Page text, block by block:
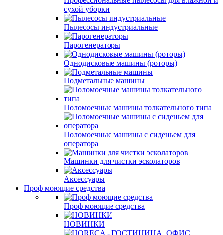
сухой уборки
Пылесосы индустриальные
Парогенераторы
Однодисковые машины (роторы)
Подметальные машины
Поломоечные машины толкательного типа
Поломоечные машины с сиденьем для
оператора
Машинки для чистки эсколаторов
Аксессуары
Проф моющие средства
Проф моющие средства
НОВИНКИ